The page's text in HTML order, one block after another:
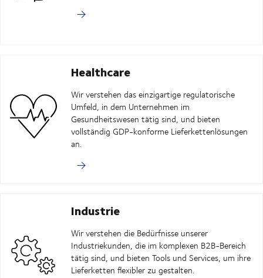
Healthcare
Wir verstehen das einzigartige regulatorische
Umfeld, in dem Unternehmen im
Gesundheitswesen tätig sind, und bieten
vollständig GDP-konforme Lieferkettenlösungen
an.
Industrie
Wir verstehen die Bedürfnisse unserer
Industriekunden, die im komplexen B2B-Bereich
tätig sind, und bieten Tools und Services, um ihre
Lieferketten flexibler zu gestalten.